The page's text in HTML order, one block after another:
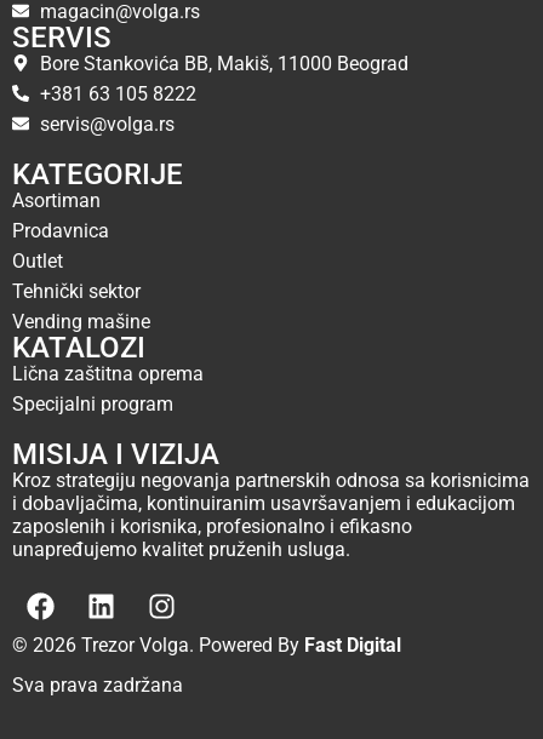
magacin@volga.rs
SERVIS
Bore Stankovića BB, Makiš, 11000 Beograd
+381 63 105 8222
servis@volga.rs
KATEGORIJE
Asortiman
Prodavnica
Outlet
Tehnički sektor
Vending mašine
KATALOZI
Lična zaštitna oprema
Specijalni program
MISIJA I VIZIJA
Kroz strategiju negovanja partnerskih odnosa sa korisnicima
i dobavljačima, kontinuiranim usavršavanjem i edukacijom
zaposlenih i korisnika, profesionalno i efikasno
unapređujemo kvalitet pruženih usluga.
© 2026 Trezor Volga. Powered By Fast Digital
Sva prava zadržana